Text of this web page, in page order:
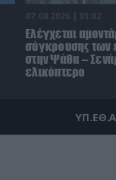
07.08.2026 | 01:02
Ελέγχεται
σύγκρουσης των
στην Ψάθα –
ελικόπτερο
ΥΠ.ΕΘ.Α